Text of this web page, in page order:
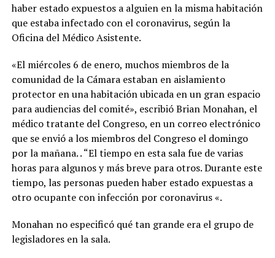
haber estado expuestos a alguien en la misma habitación
que estaba infectado con el coronavirus, según la
Oficina del Médico Asistente.
«El miércoles 6 de enero, muchos miembros de la
comunidad de la Cámara estaban en aislamiento
protector en una habitación ubicada en un gran espacio
para audiencias del comité», escribió Brian Monahan, el
médico tratante del Congreso, en un correo electrónico
que se envió a los miembros del Congreso el domingo
por la mañana. . “El tiempo en esta sala fue de varias
horas para algunos y más breve para otros. Durante este
tiempo, las personas pueden haber estado expuestas a
otro ocupante con infección por coronavirus «.
Monahan no especificó qué tan grande era el grupo de
legisladores en la sala.